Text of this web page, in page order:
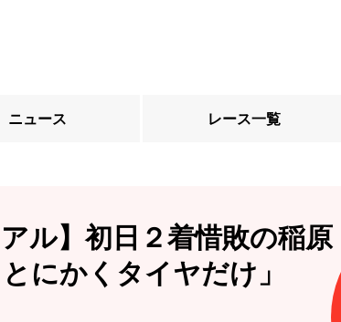
ニュース レース一覧
ル】初日２着惜敗の稲原
にかくタイヤだけ」